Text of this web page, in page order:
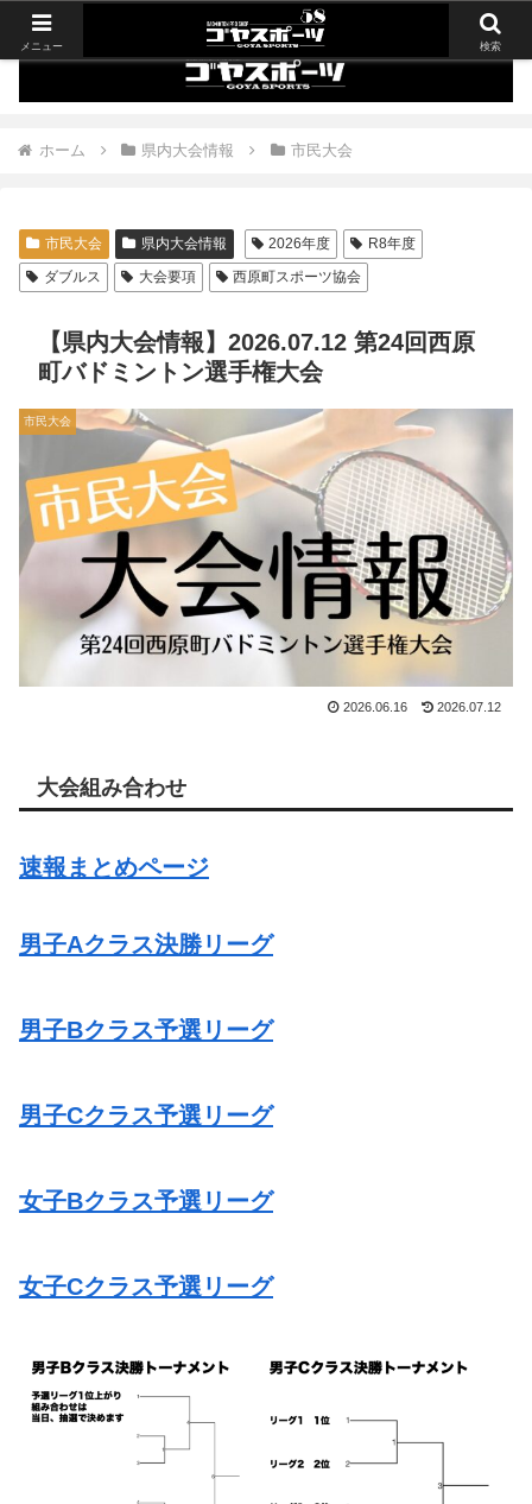
ホーム 県内大会情報 市民大会
市民大会 県内大会情報 2026年度
R8年度
ダブルス
大会要項 西原町スポーツ協会
【県内大会情報】2026.07.12 第24回西原
町バドミントン選手権大会
市民大会
2026.06.16 2026.07.12
大会組み合わせ
速報まとめページ
男子Aクラス決勝リーグ
男子Bクラス予選リーグ
男子Cクラス予選リーグ
女子Bクラス予選リーグ
女子Cクラス予選リーグ
メニュー 検索